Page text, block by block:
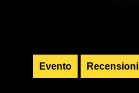
Evento Recensioni